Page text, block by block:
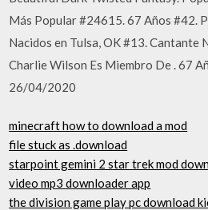
Más Popular #24615. 67 Años #42.
Nacidos en Tulsa, OK #13. Cantante
Charlie Wilson Es Miembro De . 67
26/04/2020
minecraft how to download a mod
file stuck as .download
starpoint gemini 2 star trek mod
video mp3 downloader app
the division game play pc download